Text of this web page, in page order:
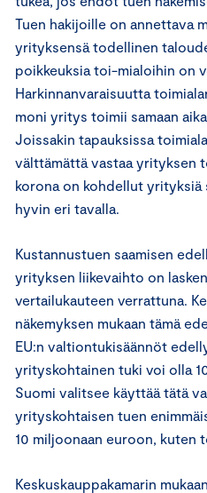
Tuen hakijoille on annettava
yrityksensä todellinen
poikkeuksia toi-mialoihin on
Harkinnanvaraisuutta
moni yritys toimii samaan
Joissakin tapauksissa
välttämättä vastaa yrityksen
korona on kohdellut yrityksiä
hyvin eri tavalla.
Kustannustuen saamisen
yrityksen liikevaihto on
vertailukauteen verrattuna.
näkemyksen mukaan tämä
EU:n valtiontukisäännöt
yrityskohtainen tuki voi olla
Suomi valitsee käyttää tätä
yrityskohtaisen tuen
10 miljoonaan euroon, kuten
Keskuskauppakamarin